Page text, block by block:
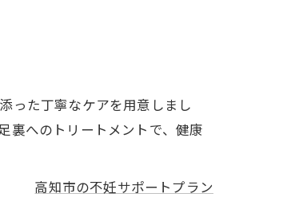
った丁寧なケアを用意しまし
裏へのトリートメントで、健康
高知市の不妊サポートプラン